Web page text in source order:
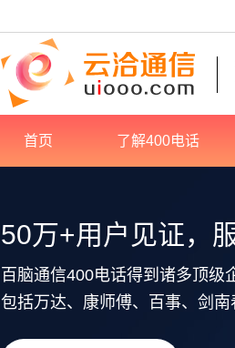
首页 了解400电话
50万+用户见证，
百脑通信400电话得到诸多顶级
包括万达、康师傅、百事、剑南